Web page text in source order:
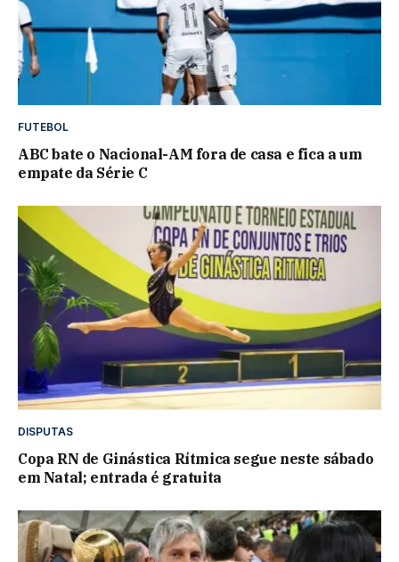
FUTEBOL
ABC bate o Nacional-AM fora de casa e fica a um
empate da Série C
DISPUTAS
Copa RN de Ginástica Rítmica segue neste sábado
em Natal; entrada é gratuita